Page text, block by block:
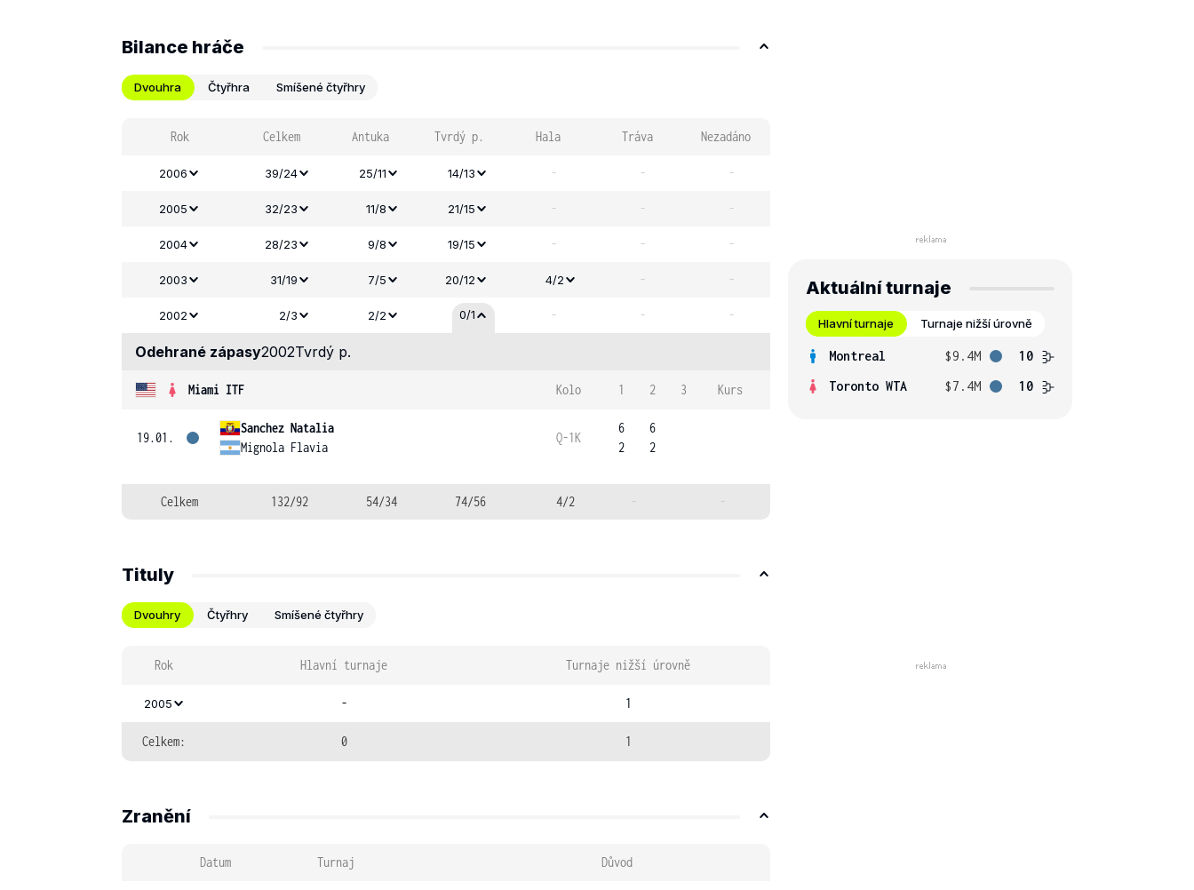
Bilance hráče
Dvouhra Čtyřhra Smíšené čtyřhry
Rok Celkem Antuka Tvrdý p. Hala Tráva Nezadáno
2006 39/24 25/11 14/13 - - -
2005 32/23 11/8 21/15 - - -
2004 28/23 9/8 19/15 - - -
2003 31/19 7/5 20/12 4/2 - -
2002 2/3 2/2 0/1 - - -
Odehrané zápasy2002Tvrdý p.
Miami ITF Kolo 1 2 3 Kurs
19.01.
Sanchez Natalia
Mignola Flavia
Q-1K
6
2
6
2
Celkem 132/92 54/34 74/56 4/2 - -
Tituly
Dvouhry Čtyřhry Smíšené čtyřhry
Rok Hlavní turnaje Turnaje nižší úrovně
2005 - 1
Celkem: 0 1
Zranění
Datum Turnaj Důvod
Aktuální turnaje
Hlavní turnaje Turnaje nižší úrovně
Montreal $9.4M
10
Toronto WTA
$7.4M 10